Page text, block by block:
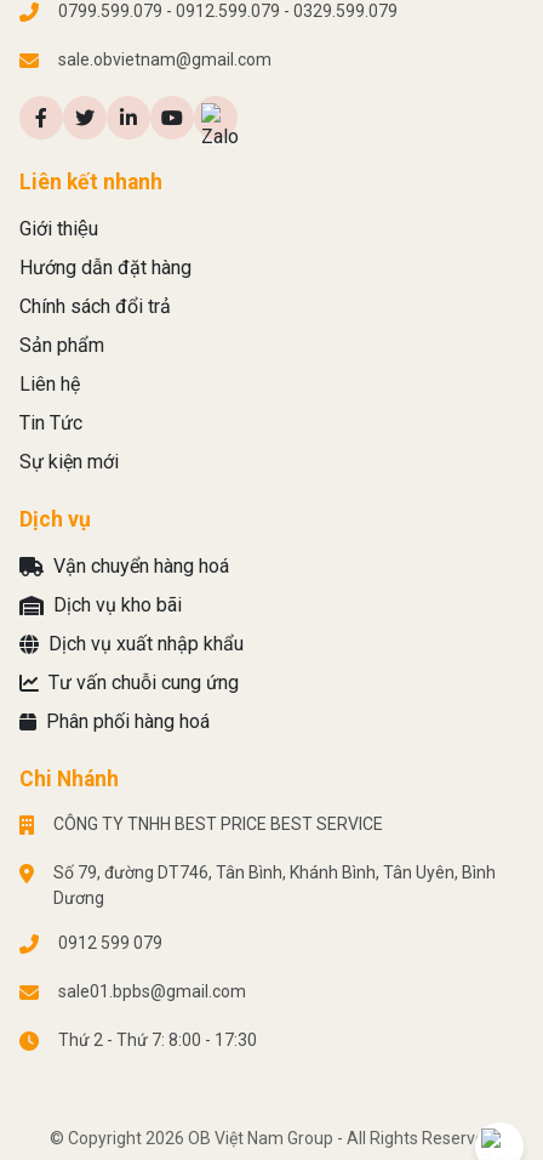
0799.599.079 - 0912.599.079 - 0329.599.079
sale.obvietnam@gmail.com
Liên kết nhanh
Giới thiệu
Hướng dẫn đặt hàng
Chính sách đổi trả
Sản phẩm
Liên hệ
Tin Tức
Sự kiện mới
Dịch vụ
Vận chuyển hàng hoá
Dịch vụ kho bãi
Dịch vụ xuất nhập khẩu
Tư vấn chuỗi cung ứng
Phân phối hàng hoá
Chi Nhánh
CÔNG TY TNHH BEST PRICE BEST SERVICE
Số 79, đường DT746, Tân Bình, Khánh Bình, Tân Uyên, Bình
Dương
0912 599 079
sale01.bpbs@gmail.com
Thứ 2 - Thứ 7: 8:00 - 17:30
© Copyright 2026 OB Việt Nam Group - All Rights Reserved